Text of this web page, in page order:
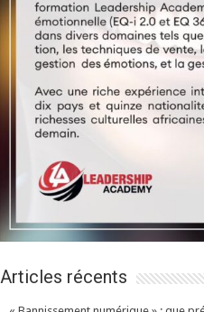
Articles récents